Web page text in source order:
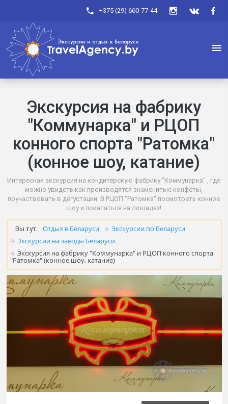
+375 (29) 660-77-44
Экскурсия на фабрику
"Коммунарка" и РЦОП
конного спорта "Ратомка"
(конное шоу, катание)
Интересная экскурсия на кондитерскую фабрику "Коммунарка" , где
можно увидеть как производятся знаменитые конфеты,
поучаствовать в дегустации. В РЦОП "Ратомка" посмотреть конное
шоу и покататься на лошадях!
Вы тут: Отдых в Беларуси
Экскурсии по Беларуси
Экскурсии на заводы Беларуси
Экскурсия на фабрику "Коммунарка" и РЦОП конного спорта
"Ратомка" (конное шоу, катание)